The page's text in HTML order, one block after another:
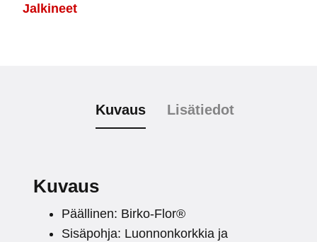
Jalkineet
Kuvaus Lisätiedot
Kuvaus
Päällinen: Birko-Flor®
Sisäpohja: Luonnonkorkkia ja